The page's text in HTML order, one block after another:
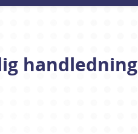
handledning